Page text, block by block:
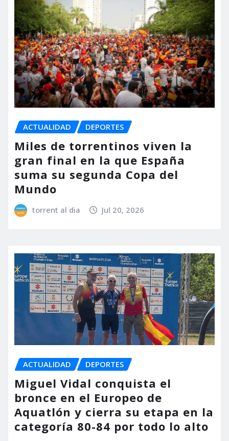
ACTUALIDAD DEPORTES
Miles de torrentinos viven la
gran final en la que España
suma su segunda Copa del
Mundo
torrent al dia Jul 20, 2026
ACTUALIDAD DEPORTES
Miguel Vidal conquista el
bronce en el Europeo de
Aquatlón y cierra su etapa en la
categoría 80-84 por todo lo alto